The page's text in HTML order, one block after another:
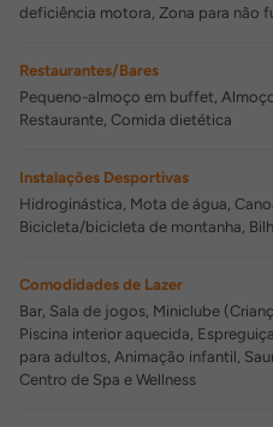
deficiência motora, Zona para não
Restaurantes/Bares
Pequeno-almoço em buffet,
Restaurante, Comida dietética
Instalações Desportivas
Hidroginástica, Mota de água,
Bicicleta/bicicleta de montanha,
Comodidades de Lazer
Bar, Sala de jogos, Miniclube
Piscina interior aquecida,
para adultos, Animação infantil,
Centro de Spa e Wellness